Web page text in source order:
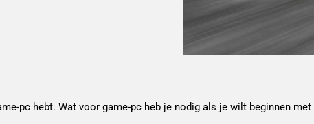
pc hebt. Wat voor game-pc heb je nodig als je wilt beginnen